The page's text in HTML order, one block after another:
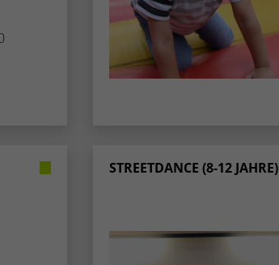
STREETDANCE (8-12 JAHRE)
Zugang zu geschützten Bereichen gewährt.
weisen eine randoly generierte Nummer zu, um
eindeutige Besucher zu identifizieren.